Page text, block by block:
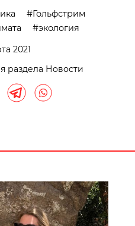
Гольфстрим
экология
2021
раздела Новости